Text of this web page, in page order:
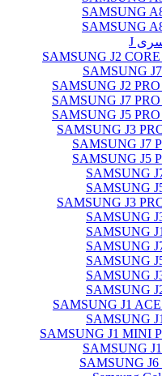
SAMSUNG
SAMSUNG
SAMSUNG
SAMSUNG
SAMSUNG